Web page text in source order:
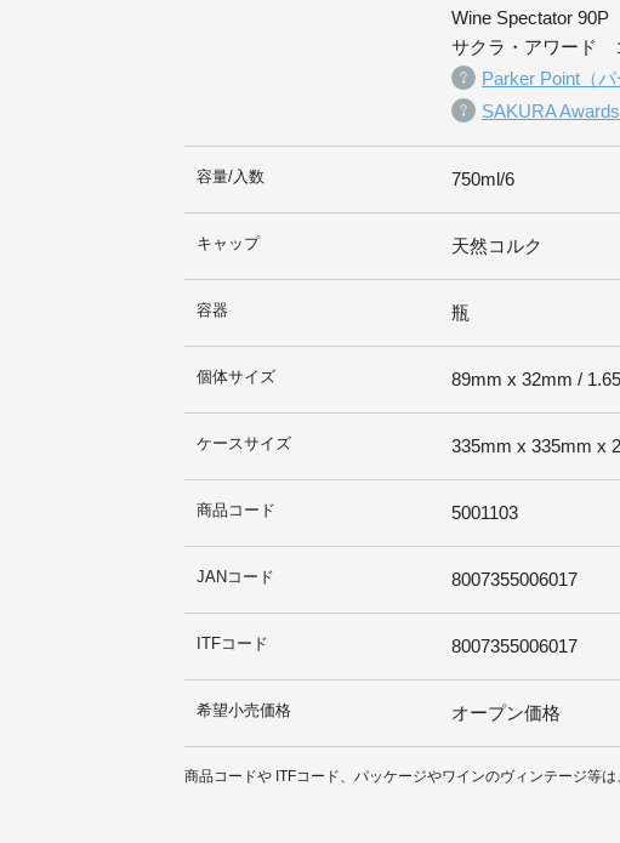
Wine Spectator 90P
サクラ・アワード
Parker Point（
SAKURA
容量/入数 750ml/6
キャップ 天然コルク
容器 瓶
個体サイズ 89mm x 32mm /
ケースサイズ 335mm x 335mm x
商品コード 5001103
JANコード 8007355006017
ITFコード 8007355006017
希望小売価格 オープン価格
商品コードや ITFコード、パッケージやワインのヴィンテージ等